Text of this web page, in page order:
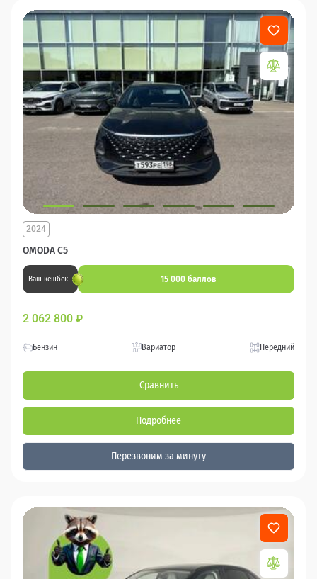
OMODA C5
2024
Ваш кешбек 15 000 баллов
2 062 800 ₽
Бензин Вариатор Передний
Сравнить
Подробнее
Перезвоним за минуту